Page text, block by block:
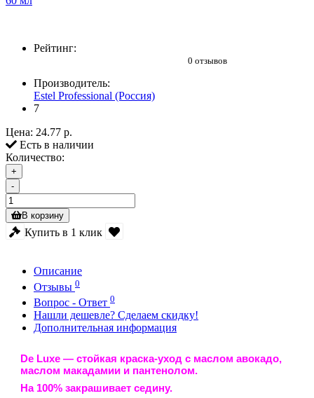
Рейтинг:
0 отзывов
Производитель:
Estel Professional (Россия)
7
Цена: 24.77 р.
Есть в наличии
Количество:
+
-
В корзину
Купить в 1 клик
Описание
Отзывы 0
Вопрос - Ответ 0
Нашли дешевле? Сделаем скидку!
Дополнительная информация
De Luxe — стойкая краска-уход с маслом авокадо,
маслом макадамии и пантенолом.
На 100% закрашивает седину.